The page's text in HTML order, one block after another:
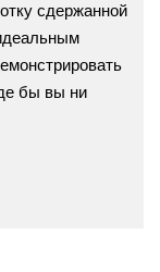
сдержанной
бы вы ни